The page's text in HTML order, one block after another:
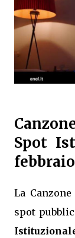
Spot
La
spot